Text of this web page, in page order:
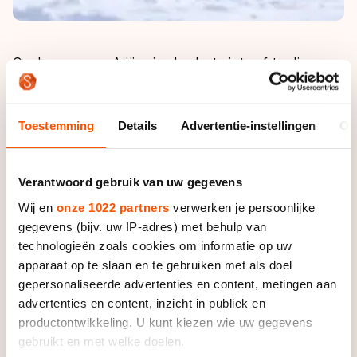
Toestemming Details Advertentie-instellingen
Verantwoord gebruik van uw gegevens
Wij en onze 1022 partners verwerken je persoonlijke
gegevens (bijv. uw IP-adres) met behulp van
technologieën zoals cookies om informatie op uw
apparaat op te slaan en te gebruiken met als doel
gepersonaliseerde advertenties en content, metingen aan
advertenties en content, inzicht in publiek en
productontwikkeling. U kunt kiezen wie uw gegevens
gebruikt en met welke doelen.
Op de zege van Ariëns is absoluut niets af te dingen,
maar misschien was Jens Zwitser zaterdag op het
Italiaanse stuwmeer wel de allersterkste van het stel.
Ariëns stak zijn bewondering voor zijn medevluchter
leverde dat de Katwijker dus niet meer op dan een
tweede plaats, omdat Ariëns de betere sprinter was.
Maar Zwitser was realistisch genoeg om vast te
stellen dat hij met die klassering tevreden moest
zijn."Natuurlijk win je het liefst de wedstrijd, maar ik
wist al van tevoren dat het moeilijk voor me zou
worden als ik met Ariëns moest sprinten."